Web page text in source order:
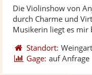
Die Violinshow von
durch Charme und
Musikerin liegt es mir
Standort:
Gage: auf Anfrage